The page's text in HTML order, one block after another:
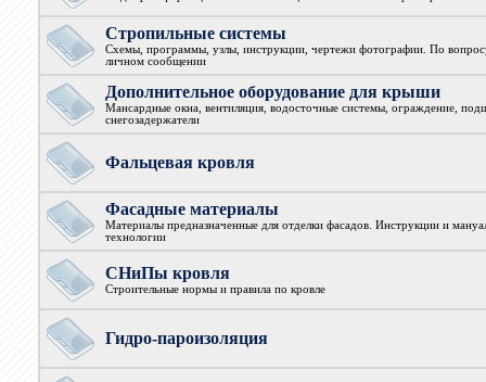
Стропильные системы
Схемы, программы, узлы, инструкции, чертежи фотографии. По
личном сообщении
Дополнительное оборудование для крыши
Мансардные окна, вентиляция, водосточные системы, ограждение,
снегозадержатели
Фальцевая кровля
Фасадные материалы
Материалы предназначенные для отделки фасадов. Инструкции и
технологии
СНиПы кровля
Строительные нормы и правила по кровле
Гидро-пароизоляция